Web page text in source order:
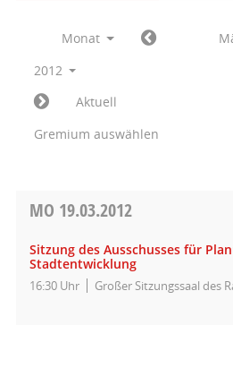
Monat
2012
Aktuell
Gremium auswählen
MO 19.03.2012
Sitzung des Ausschusses für
Stadtentwicklung
16:30 Uhr Großer Sitzungssaal des